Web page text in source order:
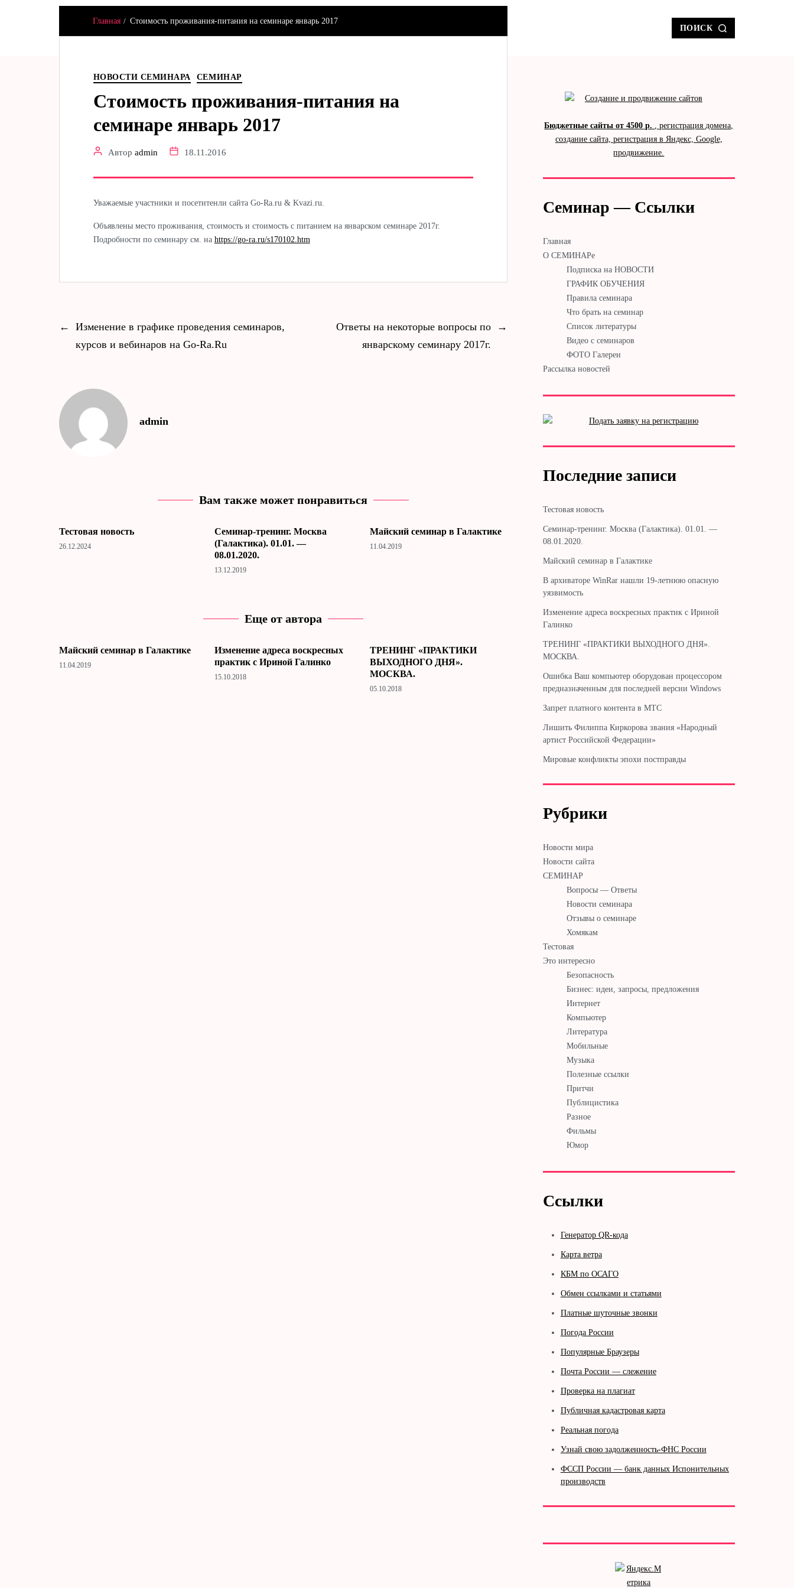
Hamster & Co ПОИСК
Главная Стоимость проживания-питания на семинаре январь 2017
НОВОСТИ СЕМИНАРА СЕМИНАР
Стоимость проживания-питания на
семинаре январь 2017
Автор admin 18.11.2016
Уважаемые участники и посетитенли сайта Gо-Ra.ru & Kvazi.ru.
Объявлены место проживания, стоимость и стоимость с питанием на январском семинаре 2017г.
Подробности по семинару см. на https://go-ra.ru/s170102.htm
←
Изменение в графике проведения семинаров,
курсов и вебинаров на Go-Ra.Ru
→
Ответы на некоторые вопросы по
январскому семинару 2017г.
admin
Вам также может понравиться
Тестовая новость
26.12.2024
Cеминар-тренинг. Москва
(Галактика). 01.01. —
08.01.2020.
13.12.2019
Майский семинар в Галактике
11.04.2019
Еще от автора
Майский семинар в Галактике
11.04.2019
Изменение адреса воскресных
практик с Ириной Галинко
15.10.2018
ТРЕНИНГ «ПРАКТИКИ
ВЫХОДНОГО ДНЯ».
МОСКВА.
05.10.2018
Бюджетные сайты от 4500 р. , регистрация домена,
создание сайта, регистрация в Яндекс, Google,
продвижение.
Семинар — Ссылки
Главная
О СЕМИНАРе
Подписка на НОВОСТИ
ГРАФИК ОБУЧЕНИЯ
Правила семинара
Что брать на семинар
Список литературы
Видео с семинаров
ФОТО Галереи
Рассылка новостей
Последние записи
Тестовая новость
Cеминар-тренинг. Москва (Галактика). 01.01. —
08.01.2020.
Майский семинар в Галактике
В архиваторе WinRar нашли 19-летнюю опасную
уязвимость
Изменение адреса воскресных практик с Ириной
Галинко
ТРЕНИНГ «ПРАКТИКИ ВЫХОДНОГО ДНЯ».
МОСКВА.
Ошибка Ваш компьютер оборудован процессором
предназначенным для последней версии Windows
Запрет платного контента в МТС
Лишить Филиппа Киркорова звания «Народный
артист Российской Федерации»
Мировые конфликты эпохи постправды
Рубрики
Новости мира
Новости сайта
СЕМИНАР
Вопросы — Ответы
Новости семинара
Отзывы о семинаре
Хомякам
Тестовая
Это интересно
Безопасность
Бизнес: идеи, запросы, предложения
Интернет
Компьютер
Литература
Мобильные
Музыка
Полезные ссылки
Притчи
Публицистика
Разное
Фильмы
Юмор
Ссылки
Генератор QR-кода
Карта ветра
КБМ по ОСАГО
Обмен ссылками и статьями
Платные шуточные звонки
Погода России
Популярные Браузеры
Почта России — слежение
Проверка на плагиат
Публичная кадастровая карта
Реальная погода
Узнай свою задолженность-ФНС России
ФССП России — банк данных Испонительных
производств